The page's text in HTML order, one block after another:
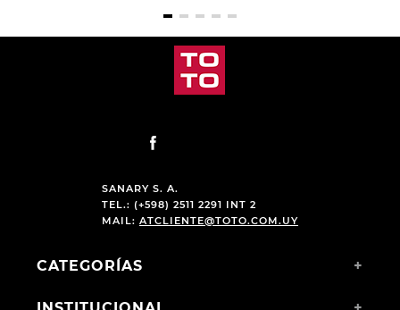
SANARY S. A.
TEL.: (+598) 2511 2291 INT 2
MAIL: ATCLIENTE@TOTO.COM.UY
CATEGORÍAS +